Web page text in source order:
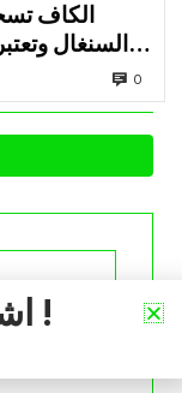
الكاف
السنغال
0
avec
اشترك في نشرتنا الإخبارية !